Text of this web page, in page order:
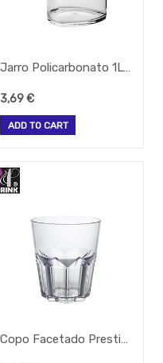
Jarro Policarbonato 1Lt Sem Graduação
3,69€
ADD TO CART
Copo Facetado Prestige 33Cl Policarb. Alt.99 Lg 87Mm